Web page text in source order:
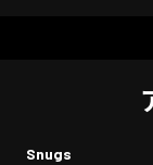
Snugs